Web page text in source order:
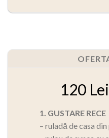
120 Lei
1. GUSTARE RECE
– ruladă de casa